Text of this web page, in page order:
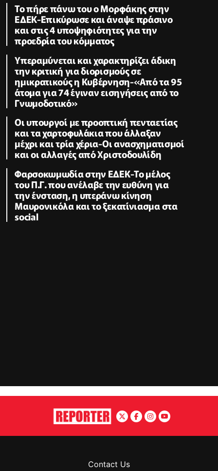
Το πήρε πάνω του ο Μορφάκης στην
ΕΔΕΚ-Επικύρωσε και άναψε πράσινο
και στις 4 υποψηφιότητες για την
προεδρία του κόμματος
Υπεραμύνεται και χαρακτηρίζει άδικη
την κριτική για διορισμούς σε
ημικρατικούς η Κυβέρνηση-«Από τα 95
άτομα για 74 έγιναν εισηγήσεις από το
Γνωμοδοτικό»
Οι υπουργοί με προοπτική πενταετίας
και τα χαρτοφυλάκια που άλλαξαν
μέχρι και τρία χέρια-Οι ανασχηματισμοί
και οι αλλαγές από Χριστοδουλίδη
Φαρσοκωμωδία στην ΕΔΕΚ-Το μέλος
του Π.Γ. που ανέλαβε την ευθύνη για
την ένσταση, η υπεράνω κίνηση
Μαυρονικόλα και το ξεκατίνιασμα στα
social
Contact Us